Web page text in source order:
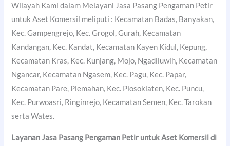
Wilayah Kami dalam Melayani Jasa Pasang Pengaman Petir
untuk Aset Komersil meliputi : Kecamatan Badas, Banyakan,
Kec. Gampengrejo, Kec. Grogol, Gurah, Kecamatan
Kandangan, Kec. Kandat, Kecamatan Kayen Kidul, Kepung,
Kecamatan Kras, Kec. Kunjang, Mojo, Ngadiluwih, Kecamatan
Ngancar, Kecamatan Ngasem, Kec. Pagu, Kec. Papar,
Kecamatan Pare, Plemahan, Kec. Plosoklaten, Kec. Puncu,
Kec. Purwoasri, Ringinrejo, Kecamatan Semen, Kec. Tarokan
serta Wates.
Layanan Jasa Pasang Pengaman Petir untuk Aset Komersil di